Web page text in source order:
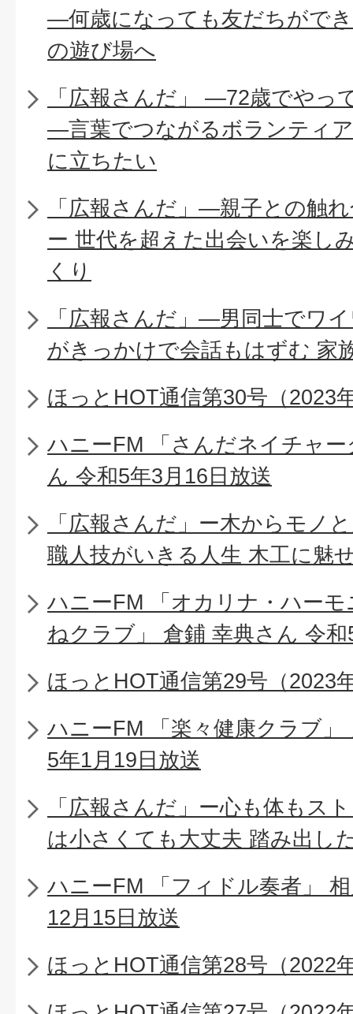
―何歳になっても友だちがで
の遊び場へ
「広報さんだ」 ―72歳でやっ
―言葉でつながるボランティ
に立ちたい
「広報さんだ」―親子との触
ー 世代を超えた出会いを楽し
くり
「広報さんだ」―男同士でワ
がきっかけで会話もはずむ 家
ほっとHOT通信第30号（2023
ハニーFM 「さんだネイチャ
ん 令和5年3月16日放送
「広報さんだ」ー木からモノ
職人技がいきる人生 木工に魅
ハニーFM 「オカリナ・ハー
ねクラブ」 倉鋪 幸典さん 令
ほっとHOT通信第29号（2023
ハニーFM 「楽々健康クラブ
5年1月19日放送
「広報さんだ」ー心も体もス
は小さくても大丈夫 踏み出し
ハニーFM 「フィドル奏者」
12月15日放送
ほっとHOT通信第28号（2022